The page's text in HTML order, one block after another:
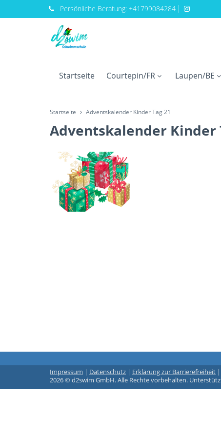
Persönliche Beratung: +41799084284
Startseite Courtepin/FR Laupen/BE
Startseite Adventskalender Kinder Tag 21
Adventskalender Kinder
Impressum | Datenschutz | Erklärung zur Barrierefreiheit |
2026 © d2swim GmbH. Alle Rechte vorbehalten.